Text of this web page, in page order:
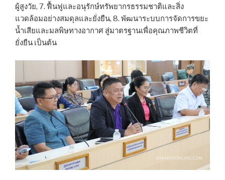
ผู้สูงวัย, 7. ฟื้นฟูและอนุรักษ์ทรัพยากรธรรมชาติและสิ่ง
แวดล้อมอย่างสมดุลและยั่งยืน, 8. พัฒนาระบบการจัดการขยะ
น้ำเสียและมลพิษทางอากาศ สู่มาตรฐานเพื่อคุณภาพชีวิตที่
ยั่งยืน เป็นต้น